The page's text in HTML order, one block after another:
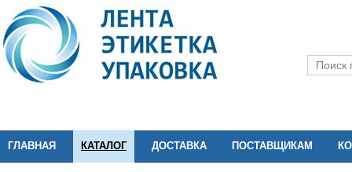
ГЛАВНАЯ КАТАЛОГ ДОСТАВКА ПОСТАВЩИКАМ